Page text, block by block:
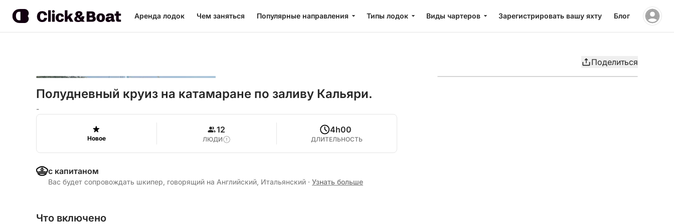
Аренда лодок Чем заняться Популярные направления Типы лодок Виды чартеров Зарегистрировать вашу яхту Блог
Поделиться
Полудневный круиз на катамаране по заливу Кальяри.
-
Новое
12
ЛЮДИ
4h00
ДЛИТЕЛЬНОСТЬ
с капитаном
Вас будет сопровождать шкипер, говорящий на Английский, Итальянский · Узнать больше
Что включено